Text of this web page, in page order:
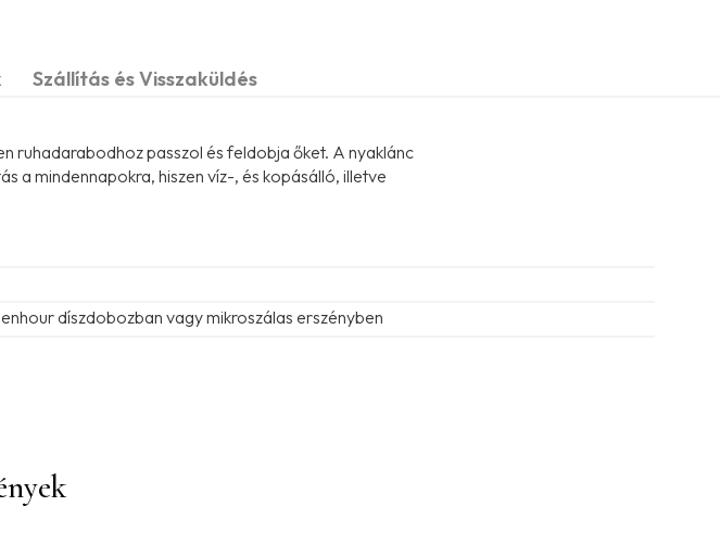
Szállítás és Visszaküldés
ruhadarabodhoz passzol és feldobja őket. A nyaklánc
a mindennapokra, hiszen víz-, és kopásálló, illetve
díszdobozban vagy mikroszálas erszényben